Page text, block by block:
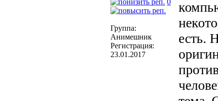
0
Группа:
Анимешник
Регистрация:
23.01.2017
есть.